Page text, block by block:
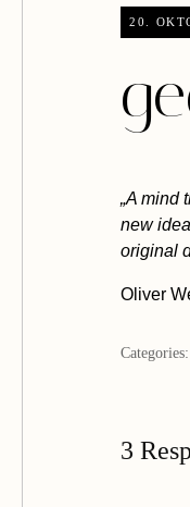
20.
„A mind
new
original
Oliver
Categories:
3